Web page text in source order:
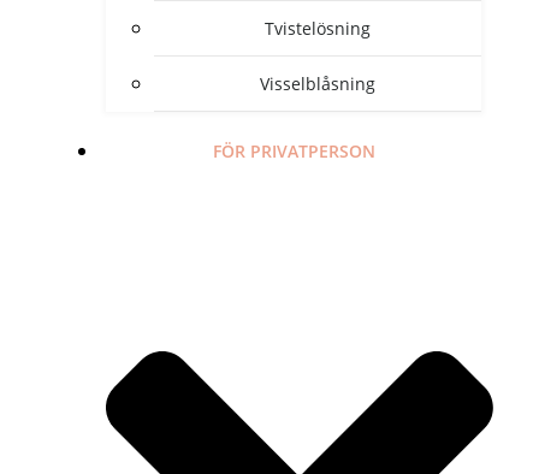
Tvistelösning
Visselblåsning
FÖR PRIVATPERSON